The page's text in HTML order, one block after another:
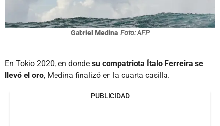
Gabriel Medina Foto: AFP
En Tokio 2020, en donde su compatriota Ítalo Ferreira se
llevó el oro, Medina finalizó en la cuarta casilla.
PUBLICIDAD